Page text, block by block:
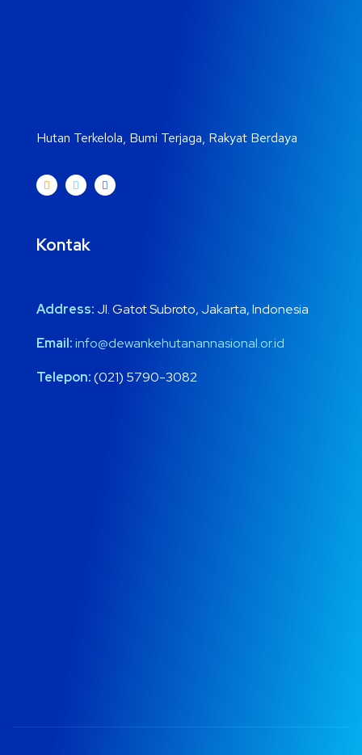
Hutan Terkelola, Bumi Terjaga, Rakyat Berdaya
Kontak
Address: Jl. Gatot Subroto, Jakarta, Indonesia
Email:info@dewankehutanannasional.or.id
Telepon:(021) 5790-3082